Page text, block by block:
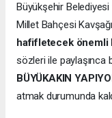
Büyükşehir Belediyesi
Millet Bahçesi
hafifletecek önemli
sözleri ile paylaşınca
BÜYÜKAKIN
atmak durumunda